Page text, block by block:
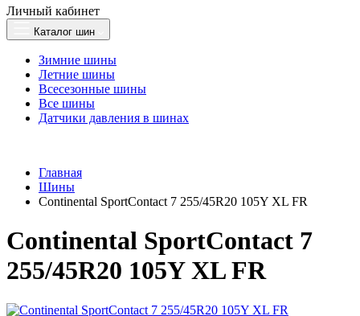
Личный кабинет
Каталог шин
Зимние шины
Летние шины
Всесезонные шины
Все шины
Датчики давления в шинах
Главная
Шины
Continental SportContact 7 255/45R20 105Y XL FR
Continental SportContact 7
255/45R20 105Y XL FR